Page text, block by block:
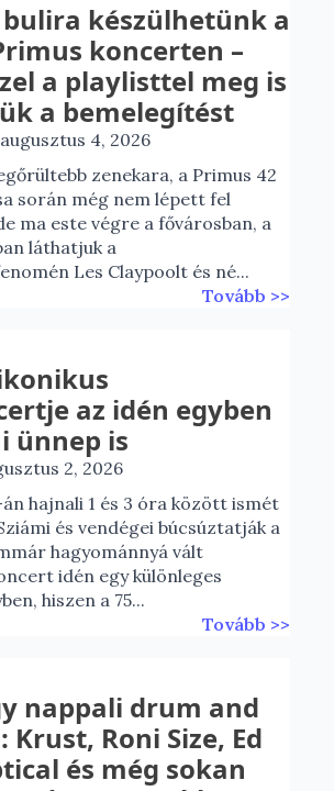
készülhetünk a
koncerten –
a playlisttel meg is
a bemelegítést
augusztus 4, 2026
zenekara, a Primus 42
során még nem lépett fel
ma este végre a fővárosban, a
láthatjuk a
Les Claypoolt és né...
Tovább >>
az idén egyben
ünnep is
2, 2026
hajnali 1 és 3 óra között ismét
és vendégei búcsúztatják a
hagyománnyá vált
idén egy különleges
hiszen a 75...
Tovább >>
nappali drum and
Krust, Roni Size, Ed
és még sokan